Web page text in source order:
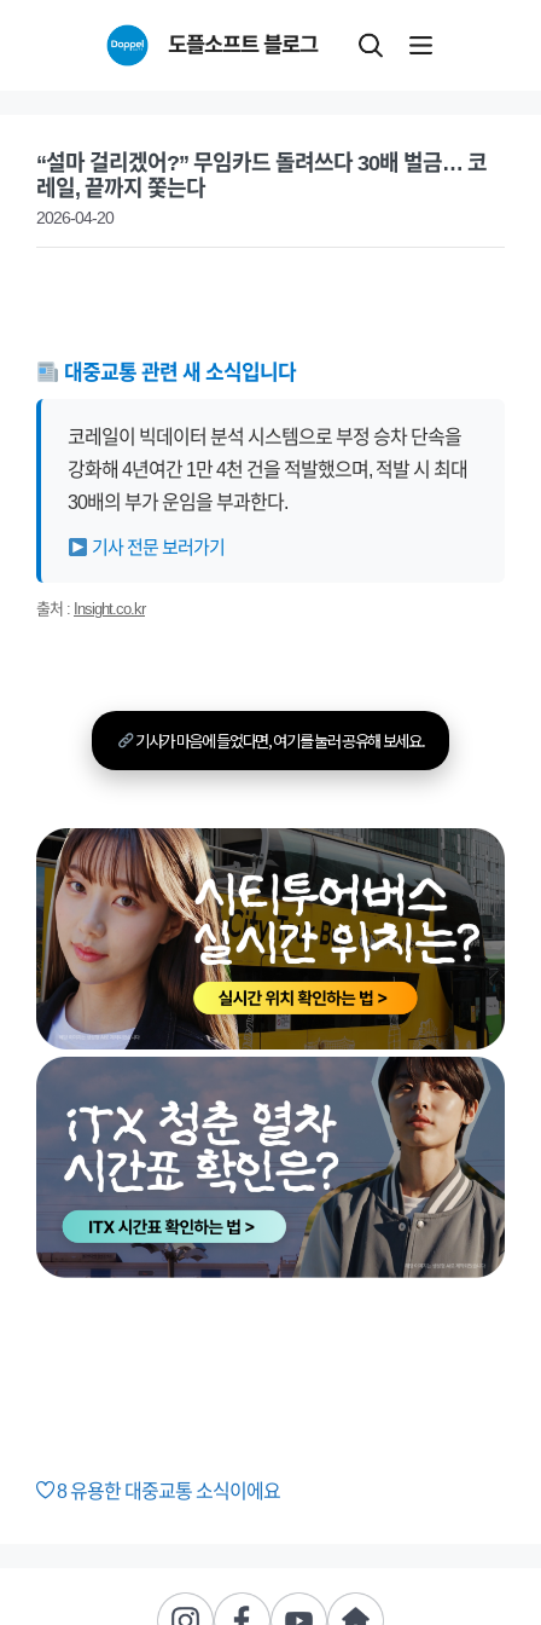
도플소프트 블로그
“설마 걸리겠어?” 무임카드 돌려쓰다 30배 벌금… 코
레일, 끝까지 쫓는다
2026-04-20
대중교통 관련 새 소식입니다
코레일이 빅데이터 분석 시스템으로 부정 승차 단속을
강화해 4년여간 1만 4천 건을 적발했으며, 적발 시 최대
30배의 부가 운임을 부과한다.
기사 전문 보러가기
출처 : Insight.co.kr
기사가 마음에 들었다면, 여기를 눌러 공유해 보세요.
8유용한 대중교통 소식이에요